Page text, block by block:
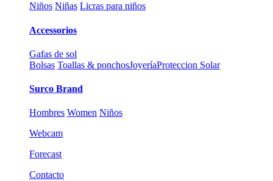
Niños Niñas Licras para niños
Accessorios
Gafas de sol
Bolsas Toallas & ponchosJoyeríaProteccion Solar
Surco Brand
Hombres Women Niños
Webcam
Forecast
Contacto